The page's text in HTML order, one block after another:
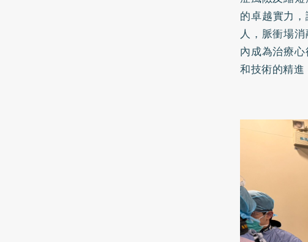
的卓越實力
人，脈衝場
內成為治療
和技術的精進